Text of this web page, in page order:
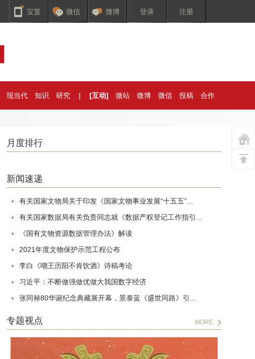
宝笈 微信 微博 登录 注册
现当代 知识 研究 | [互动] 微站 微博 微信 投稿 合作
月度排行
新闻速递
有关国家文物局关于印发《国家文物事业发展“十五五”...
有关国家数据局有关负责同志就《数据产权登记工作指引...
《国有文物资源数据管理办法》解读
2021年度文物保护示范工程公布
李白《嘲王历阳不肯饮酒》诗稿考论
习近平：不断做强做优做大我国数字经济
张同禄80华诞纪念典藏展开幕，景泰蓝《盛世同路》引...
专题视点 MORE